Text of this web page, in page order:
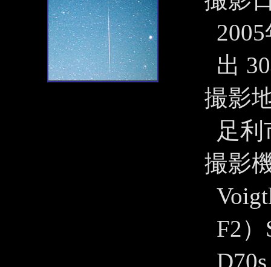
出
撮影
足
撮影
F2